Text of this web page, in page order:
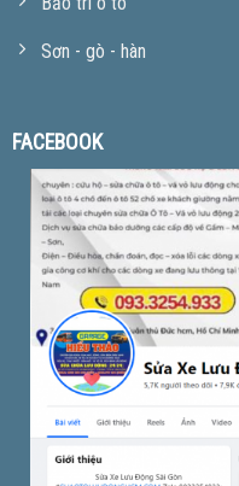
Sơn - gò - hàn
FACEBOOK